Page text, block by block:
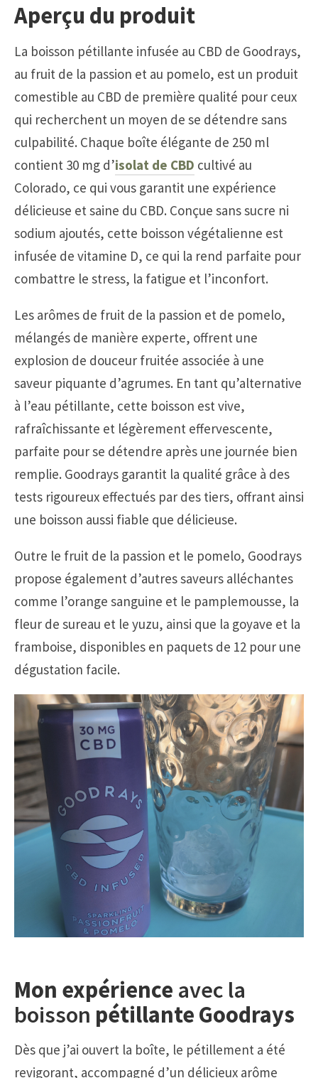
Aperçu du produit
La boisson pétillante infusée au CBD de Goodrays,
au fruit de la passion et au pomelo, est un produit
comestible au CBD de première qualité pour ceux
qui recherchent un moyen de se détendre sans
culpabilité. Chaque boîte élégante de 250 ml
contient 30 mg d’isolat de CBD cultivé au
Colorado, ce qui vous garantit une expérience
délicieuse et saine du CBD. Conçue sans sucre ni
sodium ajoutés, cette boisson végétalienne est
infusée de vitamine D, ce qui la rend parfaite pour
combattre le stress, la fatigue et l’inconfort.
Les arômes de fruit de la passion et de pomelo,
mélangés de manière experte, offrent une
explosion de douceur fruitée associée à une
saveur piquante d’agrumes. En tant qu’alternative
à l’eau pétillante, cette boisson est vive,
rafraîchissante et légèrement effervescente,
parfaite pour se détendre après une journée bien
remplie. Goodrays garantit la qualité grâce à des
tests rigoureux effectués par des tiers, offrant ainsi
une boisson aussi fiable que délicieuse.
Outre le fruit de la passion et le pomelo, Goodrays
propose également d’autres saveurs alléchantes
comme l’orange sanguine et le pamplemousse, la
fleur de sureau et le yuzu, ainsi que la goyave et la
framboise, disponibles en paquets de 12 pour une
dégustation facile.
Mon expérience avec la
boisson pétillante Goodrays
Dès que j’ai ouvert la boîte, le pétillement a été
revigorant, accompagné d’un délicieux arôme